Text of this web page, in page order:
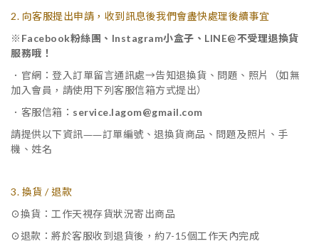
2. 向客服提出申請，收到訊息後我們會盡快處理後續事宜
※Facebook粉絲團、Instagram小盒子、LINE@不受理退換貨
服務哦！
．官網：登入訂單留言通訊處→告知退換貨、問題、照片（如無
加入會員，請使用下列客服信箱方式提出）
．客服信箱： service.lagom@gmail.com
請提供以下資訊——訂單編號、退換貨商品、問題及照片、手
機、姓名
3. 換貨 / 退款
⊙換貨：工作天視存貨狀況寄出商品
⊙ 退款：將於客服收到退貨後，約7-15個工作天內完成